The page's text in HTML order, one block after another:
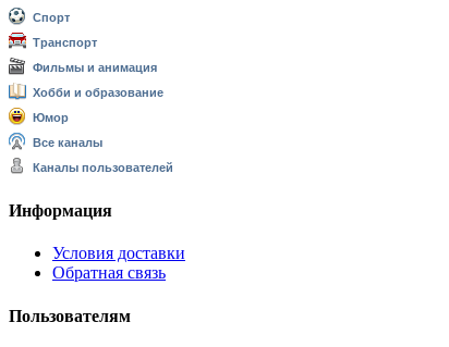
Спорт
Транспорт
Фильмы и анимация
Хобби и образование
Юмор
Все каналы
Каналы пользователей
Информация
Условия доставки
Обратная связь
Пользователям